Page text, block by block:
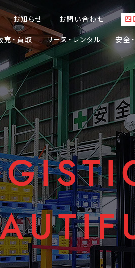
お知らせ お問い合わせ
四
売・買取 リース・レンタル 安全